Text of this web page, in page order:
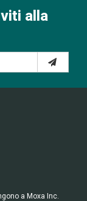
alla
a Moxa Inc.